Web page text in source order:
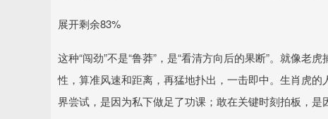
展开剩余83%
这种“闯劲”不是“鲁莽”，是“看清方向后的果断”。就像
性，算准风速和距离，再猛地扑出，一击即中。生肖虎
界尝试，是因为私下做足了功课；敢在关键时刻拍板，是